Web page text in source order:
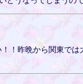
！昨晩から関東で